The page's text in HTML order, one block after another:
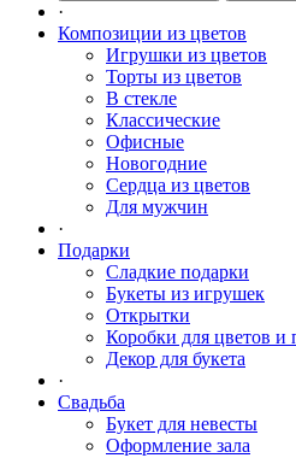
·
Композиции из цветов
Игрушки из цветов
Торты из цветов
В стекле
Классические
Офисные
Новогодние
Сердца из цветов
Для мужчин
·
Подарки
Сладкие подарки
Букеты из игрушек
Открытки
Коробки для цветов и
Декор для букета
·
Свадьба
Букет для невесты
Оформление зала